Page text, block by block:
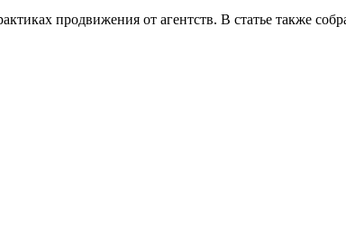
продвижения от агентств. В статье также